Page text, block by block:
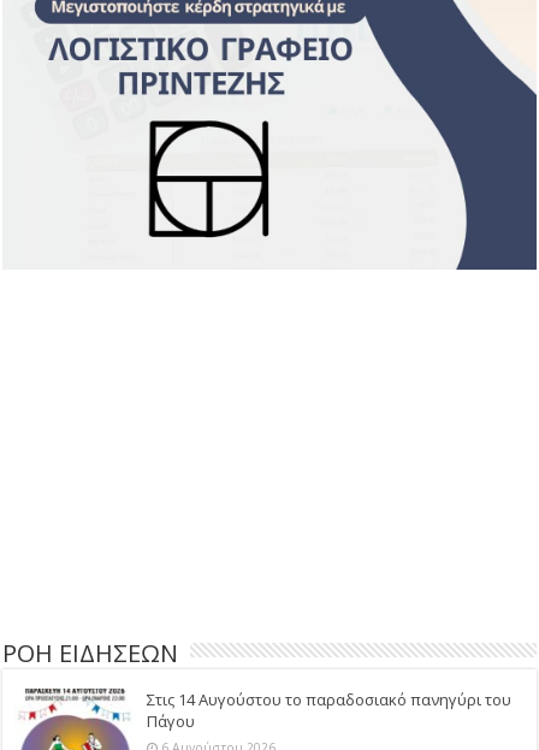
ΡΟΗ ΕΙΔΗΣΕΩΝ
Στις 14 Αυγούστου το παραδοσιακό πανηγύρι του
Πάγου